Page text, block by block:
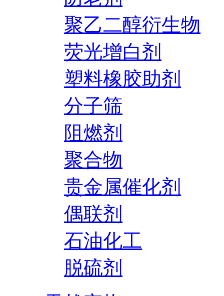
聚乙二醇衍生物
荧光增白剂
塑料橡胶助剂
分子筛
阻燃剂
聚合物
贵金属催化剂
偶联剂
石油化工
脱硫剂